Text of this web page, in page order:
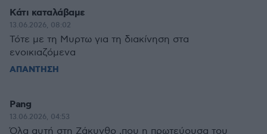
Κάτι καταλάβαμε
13.06.2026, 08:02
Τότε με τη Μυρτω για τη διακίνηση στα
ενοικιαζόμενα
ΑΠΑΝΤΗΣΗ
Pang
13.06.2026, 04:53
Όλα αυτή στη Ζάκυνθο ,που η πρωτεύουσα του